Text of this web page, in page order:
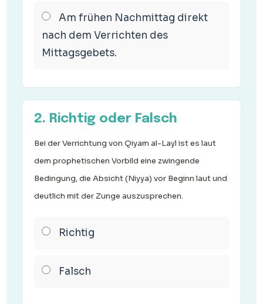
Am frühen Nachmittag direkt
nach dem Verrichten des
Mittagsgebets.
2. Richtig oder Falsch
Bei der Verrichtung von Qiyam al-Layl ist es laut
dem prophetischen Vorbild eine zwingende
Bedingung, die Absicht (Niyya) vor Beginn laut und
deutlich mit der Zunge auszusprechen.
Richtig
Falsch